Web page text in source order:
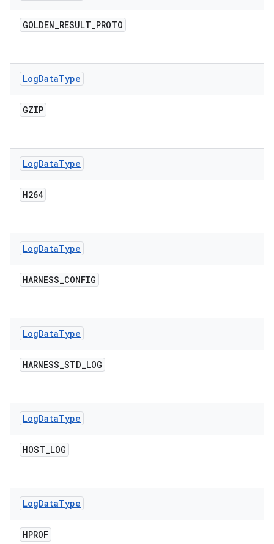
GOLDEN_RESULT_PROTO
LogDataType
GZIP
LogDataType
H264
LogDataType
HARNESS_CONFIG
LogDataType
HARNESS_STD_LOG
LogDataType
HOST_LOG
LogDataType
HPROF